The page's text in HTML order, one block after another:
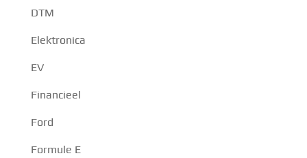
DTM
Elektronica
EV
Financieel
Ford
Formule E